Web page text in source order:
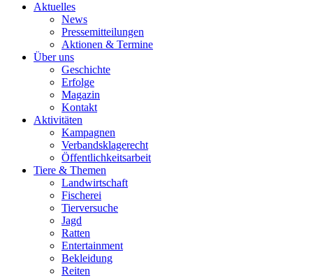
Aktuelles
News
Pressemitteilungen
Aktionen & Termine
Über uns
Geschichte
Erfolge
Magazin
Kontakt
Aktivitäten
Kampagnen
Verbandsklagerecht
Öffentlichkeitsarbeit
Tiere & Themen
Landwirtschaft
Fischerei
Tierversuche
Jagd
Ratten
Entertainment
Bekleidung
Reiten